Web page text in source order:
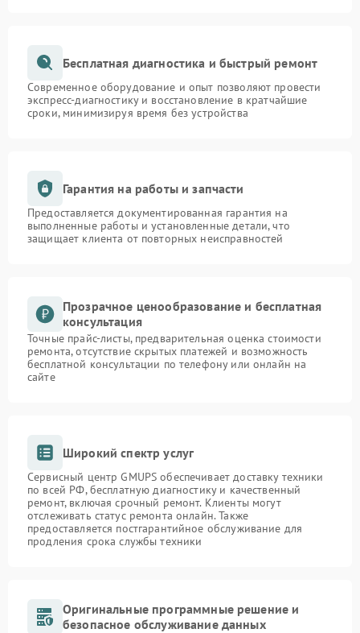
Бесплатная диагностика и быстрый ремонт
Современное оборудование и опыт позволяют провести
экспресс-диагностику и восстановление в кратчайшие
сроки, минимизируя время без устройства
Гарантия на работы и запчасти
Предоставляется документированная гарантия на
выполненные работы и установленные детали, что
защищает клиента от повторных неисправностей
Прозрачное ценообразование и бесплатная
консультация
Точные прайс-листы, предварительная оценка стоимости
ремонта, отсутствие скрытых платежей и возможность
бесплатной консультации по телефону или онлайн на
сайте
Широкий спектр услуг
Сервисный центр GMUPS обеспечивает доставку техники
по всей РФ, бесплатную диагностику и качественный
ремонт, включая срочный ремонт. Клиенты могут
отслеживать статус ремонта онлайн. Также
предоставляется постгарантийное обслуживание для
продления срока службы техники
Оригинальные программные решение и
безопасное обслуживание данных